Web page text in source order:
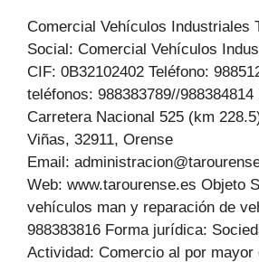
Comercial Vehículos Industriales
Social: Comercial Vehículos
CIF: 0B32102402 Teléfono:
teléfonos: 988383789//
Carretera Nacional 525 (km
Viñas, 32911, Orense
Email:
Web: www.tarourense.es Objeto
vehículos man y reparación de
988383816 Forma jurídica:
Actividad: Comercio al por mayor